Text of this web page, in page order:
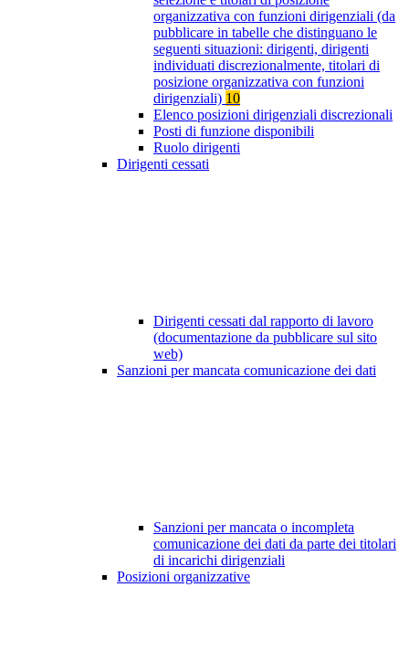
organizzativa con funzioni dirigenziali (da
pubblicare in tabelle che distinguano le
seguenti situazioni: dirigenti, dirigenti
individuati discrezionalmente, titolari di
posizione organizzativa con funzioni
dirigenziali) 10
Elenco posizioni dirigenziali discrezionali
Posti di funzione disponibili
Ruolo dirigenti
Dirigenti cessati
Dirigenti cessati dal rapporto di lavoro
(documentazione da pubblicare sul sito
web)
Sanzioni per mancata comunicazione dei dati
Sanzioni per mancata o incompleta
comunicazione dei dati da parte dei titolari
di incarichi dirigenziali
Posizioni organizzative